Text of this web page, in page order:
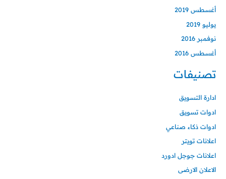
أغسطس 2019
يوليو 2019
نوفمبر 2016
أغسطس 2016
تصنيفات
ادارة التسويق
ادوات تسويق
ادوات ذكاء صناعي
اعلانات تويتر
اعلانات جوجل ادورد
الاعلان الارضى